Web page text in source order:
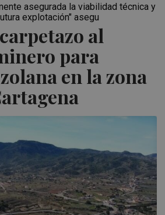
al
para
en la zona
asegurada la viabilidad técnica y
explotación" asegu